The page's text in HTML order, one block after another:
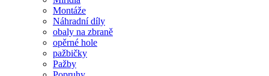
Montáže
Náhradní díly
obaly na zbraně
opěrné hole
pažbičky
Pažby